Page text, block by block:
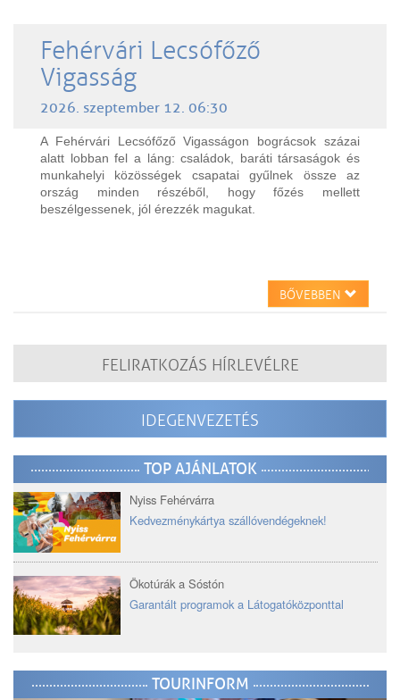
Fehérvári Lecsófőző
Vigasság
2026. szeptember 12. 06:30
A Fehérvári Lecsófőző Vigasságon bográcsok százai
alatt lobban fel a láng: családok, baráti társaságok és
munkahelyi közösségek csapatai gyűlnek össze az
ország minden részéből, hogy főzés mellett
beszélgessenek, jól érezzék magukat.
BŐVEBBEN
FELIRATKOZÁS HÍRLEVÉLRE
IDEGENVEZETÉS
TOP AJÁNLATOK
Nyiss Fehérvárra
Kedvezménykártya szállóvendégeknek!
Ökotúrák a Sóstón
Garantált programok a Látogatóközponttal
TOURINFORM